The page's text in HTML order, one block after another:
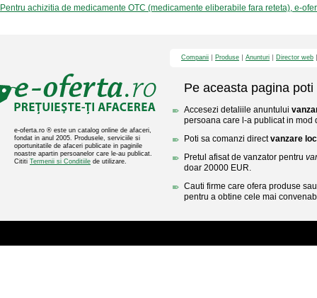
Pentru achizitia de medicamente OTC (medicamente eliberabile fara reteta), e-
e-oferta.ro ® este un catalog online de afaceri,
fondat in anul 2005. Produsele, serviciile si
oportunitatile de afaceri publicate in paginile
noastre apartin persoanelor care le-au publicat.
Cititi Termenii si Conditiile de utilizare.
Companii Produse Anunturi Director web
Pe aceasta pagina poti
Accesezi detaliile anuntului
persoana care l-a publicat in mod
Poti sa comanzi directvanzare
Pretul afisat de vanzator pentru
doar 20000 EUR.
Cauti firme care ofera produse
pentru a obtine cele mai